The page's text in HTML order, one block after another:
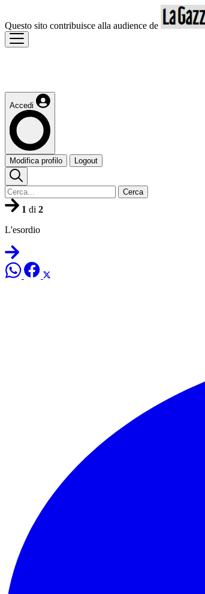
Questo sito contribuisce alla audience de
Accedi
Modifica profilo Logout
Cerca
1 di 2
L'esordio